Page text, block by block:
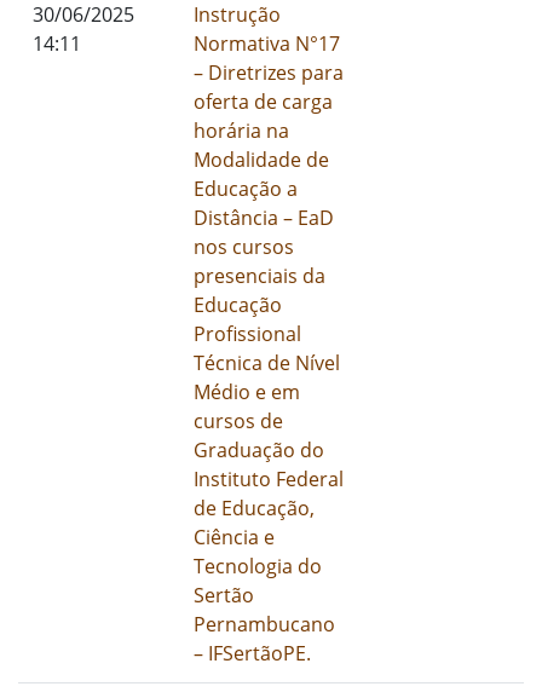
30/06/2025
14:11
Instrução
Normativa N°17
– Diretrizes para
oferta de carga
horária na
Modalidade de
Educação a
Distância – EaD
nos cursos
presenciais da
Educação
Profissional
Técnica de Nível
Médio e em
cursos de
Graduação do
Instituto Federal
de Educação,
Ciência e
Tecnologia do
Sertão
Pernambucano
– IFSertãoPE.